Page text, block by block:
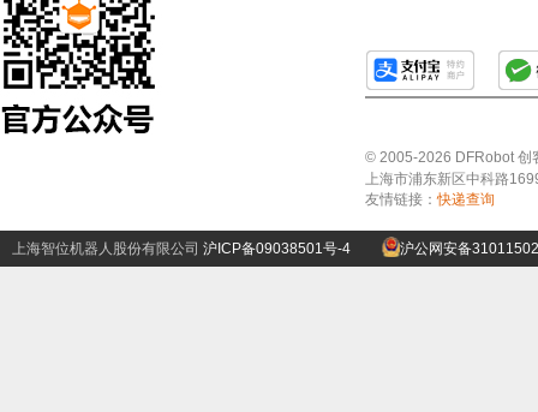
© 2005-2026 DFRobot 创
上海市浦东新区中科路
友情链接：快递查询
上海智位机器人股份有限公司 沪ICP备09038501号-4 沪公网安备